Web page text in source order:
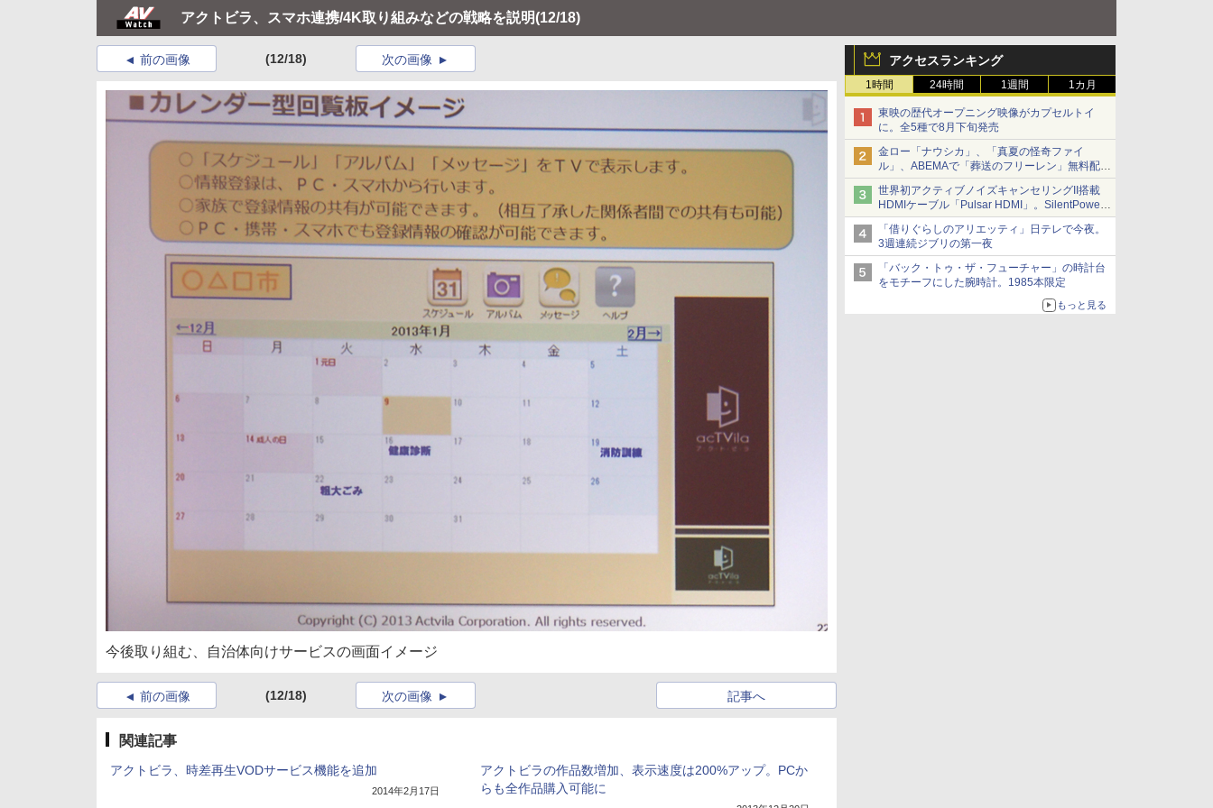
アクトビラ、スマホ連携/4K取り組みなどの戦略を説明(12/18)
アクセスランキング
1時間 24時間 1週間 1カ月
東映の歴代オープニング映像がカプセルトイ
に。全5種で8月下旬発売
金ロー「ナウシカ」、「真夏の怪奇ファイ
ル」、ABEMAで「葬送のフリーレン」無料配信
など。夏の特番・配信情報
世界初アクティブノイズキャンセリングII搭載
HDMIケーブル「Pulsar HDMI」。SilentPower
から
「借りぐらしのアリエッティ」日テレで今夜。
3週連続ジブリの第一夜
「バック・トゥ・ザ・フューチャー」の時計台
をモチーフにした腕時計。1985本限定
もっと見る
前の画像 (12/18) 次の画像
今後取り組む、自治体向けサービスの画面イメージ
前の画像 (12/18) 記事へ
次の画像
関連記事
アクトビラ、時差再生VODサービス機能を追加
2014年2月17日
アクトビラの作品数増加、表示速度は200%アップ。PCか
らも全作品購入可能に